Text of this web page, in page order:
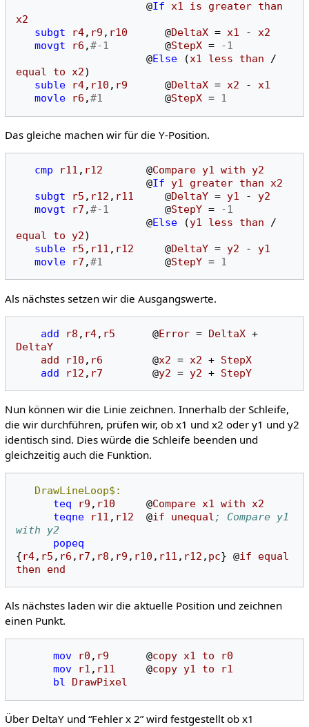
@If x1 is greater than
x2
subgt
r4, r9 , r10 @DeltaX = x1 -
x2
movgt
r6 ,#-1 @StepX =
-1
@Else (x1 less than
/
equal
to x2)
suble
r4, r10 , r9 @DeltaX = x2 -
x1
movle
r6 ,#1 @StepX = 1
Das gleiche machen wir für die Y-Position.
cmp r11 , r12 @Compare y1 with
y2
@If y1 greater than x2
subgt
r5 , r12 , r11 @DeltaY = y1 -
y2
movgt
r7 ,#-1 @StepY =
-1
@Else (y1 less than
/
equal
to y2)
suble
r5 , r11 , r12 @DeltaY = y2 -
y1
movle
r7 ,#1 @StepY = 1
Als nächstes setzen wir die Ausgangswerte.
add r8 , r4, r5 @Error = DeltaX +
DeltaY
add
r10 , r6 @x2 = x2 + StepX
add
r12 , r7 @y2 = y2 + StepY
Nun können wir die Linie zeichnen. Innerhalb der Schleife,
die wir durchführen, prüfen wir, ob x1 und x2 oder y1 und y2
identisch sind. Dies würde die Schleife beenden und
gleichzeitig auch die Funktion.
DrawLineLoop$:
teq
r9 , r10 @Compare x1 with x2
teqne
r11 , r12 @if unequal; Compare y1
with y2
popeq
{r4, r5 , r6 , r7 , r8 , r9 , r10 , r11 , r12 , pc} @if
equal
then
end
Als nächstes laden wir die aktuelle Position und zeichnen
einen Punkt.
mov r0 , r9 @copy x1 to
r0
mov
r1 , r11 @copy y1 to
r1
bl
DrawPixel
Über DeltaY und “Fehler x 2” wird festgestellt ob x1